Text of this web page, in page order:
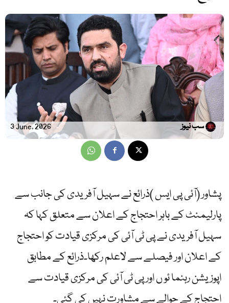
3 June, 2026 سب نیوز
پشاور (آئی پی ایس )ذرائع نے سہیل آفریدی کی جانب سے
پارلیمنٹ کے باہر احتجاج کے اعلان سے متعلق کہا کہ
سہیل آفریدی نے پی ٹی آئی کی مرکزی قیادت کو احتجاج
کے اعلان اور فیصلے سے لاعلم رکھا۔ذرائع کے مطابق
اپوزیشن رہنما ئو ں اورپی ٹی آئی کی مرکزی قیادت سے
احتجاج کے حوالے سے مشاورت نہیں کی گئی۔